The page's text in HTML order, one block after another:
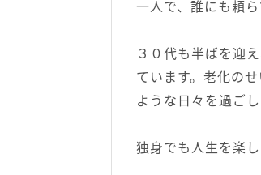
一人で、誰にも頼
３０代も半ばを迎
ています。老化の
ような日々を過ごし
独身でも人生を楽